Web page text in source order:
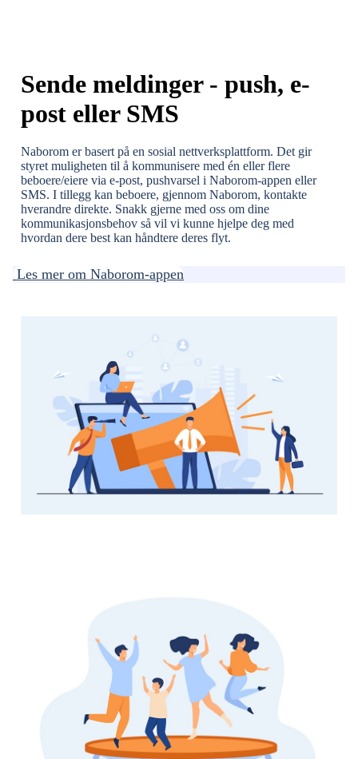
Sende meldinger - push, e-
post eller SMS
Naborom er basert på en sosial nettverksplattform. Det gir
styret muligheten til å kommunisere med én eller flere
beboere/eiere via e-post, pushvarsel i Naborom-appen eller
SMS. I tillegg kan beboere, gjennom Naborom, kontakte
hverandre direkte. Snakk gjerne med oss om dine
kommunikasjonsbehov så vil vi kunne hjelpe deg med
hvordan dere best kan håndtere deres flyt.
Les mer om Naborom-appen